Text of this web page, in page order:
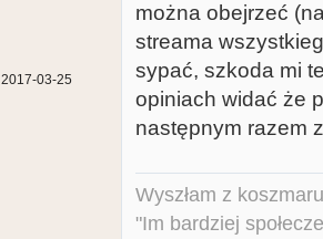
2017-03-25
można obejrzeć
streama
sypać, szkoda mi
opiniach widać że
następnym razem
Wyszłam z
"Im bardziej